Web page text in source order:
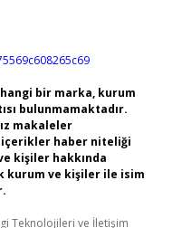
bir marka, kurum
bulunmamaktadır.
makaleler
içerikler haber niteliği
kişiler hakkında
kurum ve kişiler ile isim
Teknolojileri ve İletişim